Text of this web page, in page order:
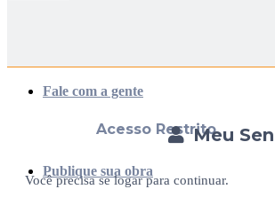
Fale com a gente
Publique sua obra
Meu
Acesso Restrito
Você precisa se logar para continuar.